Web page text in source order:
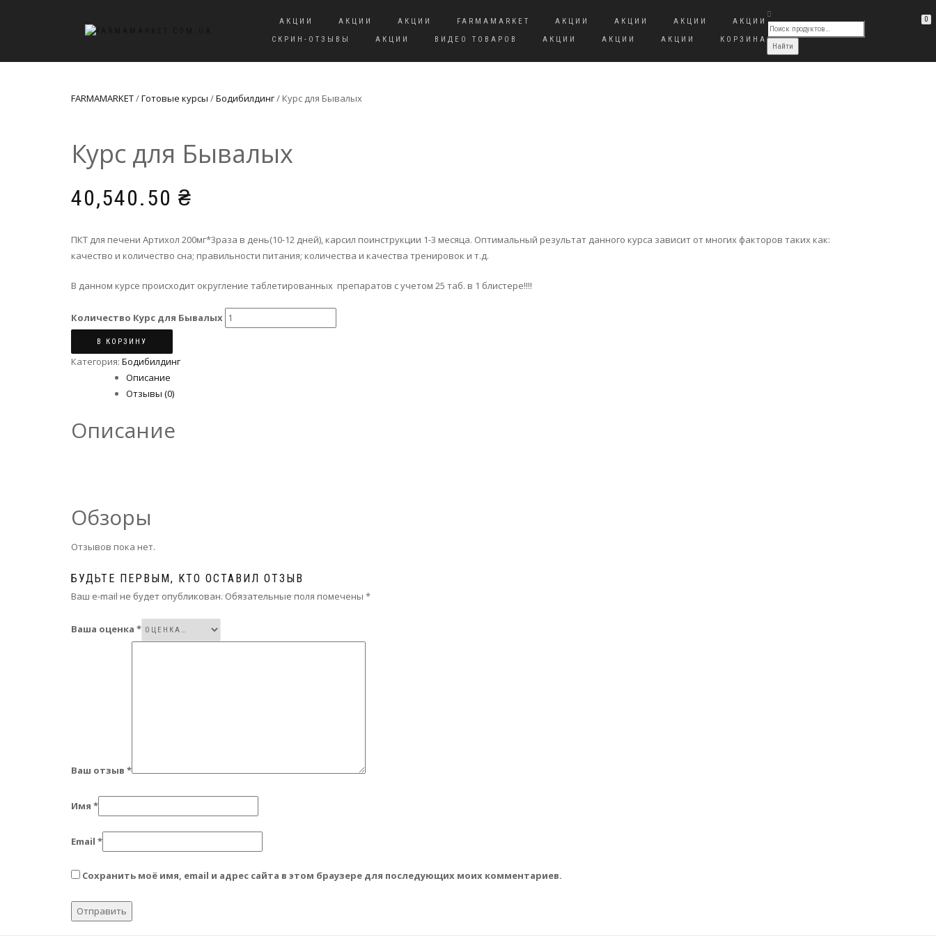
АКЦИИ АКЦИИ АКЦИИ FARMAMARKET АКЦИИ АКЦИИ АКЦИИ
АКЦИИ
СКРИН-ОТЗЫВЫ
АКЦИИ ВИДЕО ТОВАРОВ АКЦИИ АКЦИИ АКЦИИ КОРЗИНА
0
FARMAMARKET/Готовые курсы /Бодибилдинг/ Курс для Бывалых
Курс для Бывалых
40,540.50 ₴
ПКТ для печени Артихол 200мг*3раза в день(10-12 дней), карсил поинструкции 1-3 месяца. Оптимальный результат данного курса зависит от многих факторов таких как:
качество и количество сна; правильности питания; количества и качества тренировок и т.д.
В данном курсе происходит округление таблетированных препаратов с учетом 25 таб. в 1 блистере!!!!
Количество Курс для Бывалых
В КОРЗИНУ
Категория: Бодибилдинг
Описание
Отзывы (0)
Описание
Обзоры
Отзывов пока нет.
БУДЬТЕ ПЕРВЫМ, КТО ОСТАВИЛ ОТЗЫВ
Ваш e-mail не будет опубликован.Обязательные поля помечены *
Ваша оценка *
Ваш отзыв *
Имя *
Email *
Сохранить моё имя, email и адрес сайта в этом браузере для последующих моих комментариев.